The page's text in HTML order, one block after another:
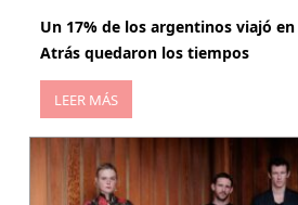
Un 17% de los argentinos viajó
Atrás quedaron los tiempos
LEER MÁS